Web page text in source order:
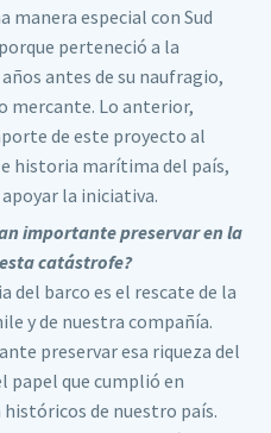
manera especial con Sud
perteneció a la
antes de su naufragio,
mercante. Lo anterior,
de este proyecto al
historia marítima del país,
la iniciativa.
importante preservar en la
catástrofe?
del barco es el rescate de la
y de nuestra compañía.
preservar esa riqueza del
papel que cumplió en
de nuestro país.